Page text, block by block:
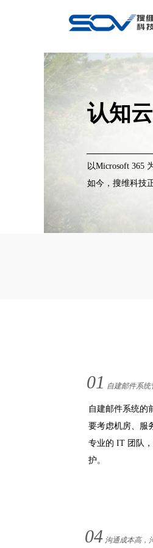
认知
以Microsoft 365
如今，搜维科技
01 自建邮件系统
自建邮件系统的
要考虑机房、服
专业的 IT 团队
护。
04 沟通成本高，